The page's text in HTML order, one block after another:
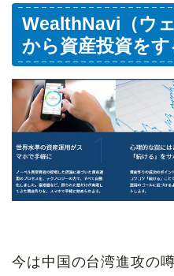
WealthNavi（ウ
から資産投資を
今は中国の台湾進攻の